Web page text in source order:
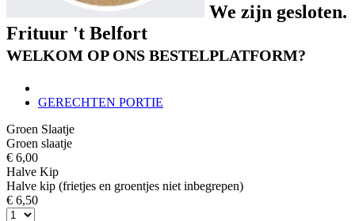
We zijn gesloten.
Frituur 't Belfort
WELKOM OP ONS BESTELPLATFORM?
GERECHTEN PORTIE
Groen Slaatje
Groen slaatje
€ 6,00
Halve Kip
Halve kip (frietjes en groentjes niet inbegrepen)
€ 6,50